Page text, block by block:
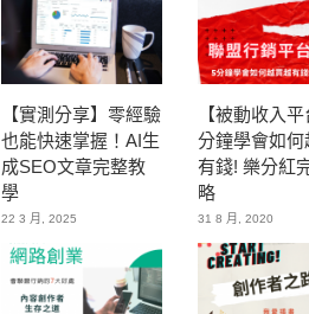
【實測分享】零經驗
也能快速掌握！AI生
成SEO文章完整教
學
22 3 月, 2025
【被動收入
分鐘學會如何
有錢! 樂分紅
略
31 8 月, 2020